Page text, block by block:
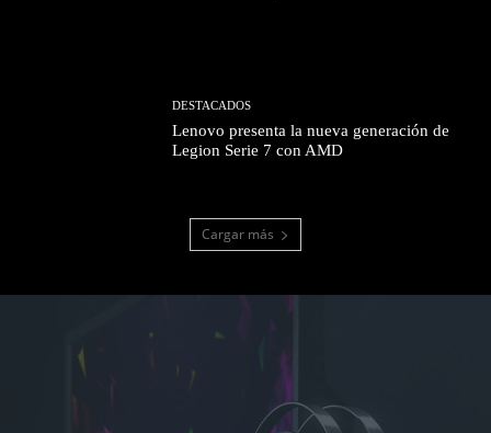
DESTACADOS
Lenovo presenta la nueva generación de
Legion Serie 7 con AMD
Cargar más